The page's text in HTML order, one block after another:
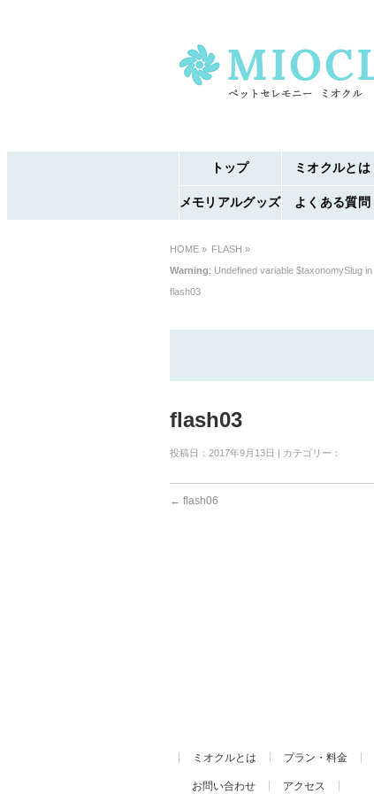
トップ ミオクルとは
メモリアルグッズ よくある質問
HOME » FLASH »
Warning: Undefined variable $taxonomySlug in
flash03
flash03
投稿日：2017年9月13日 | カテゴリー：
← flash06
ミオクルとは プラン・料金
お問い合わせ アクセス